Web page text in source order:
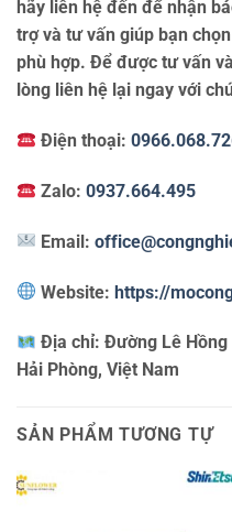
hãy liên hệ đến để nhận
trợ và tư vấn giúp bạn
phù hợp. Để được tư vấn
lòng liên hệ lại ngay với
Điện thoại:
Zalo:0937.664.495
Email:
Website:https://
Địa chỉ:Đường Lê Hồng
Hải Phòng, Việt Nam
SẢN PHẨM TƯƠNG TỰ